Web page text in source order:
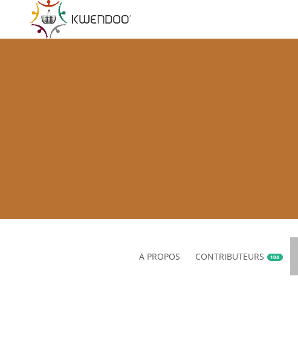
A PROPOS CONTRIBUTEURS 104